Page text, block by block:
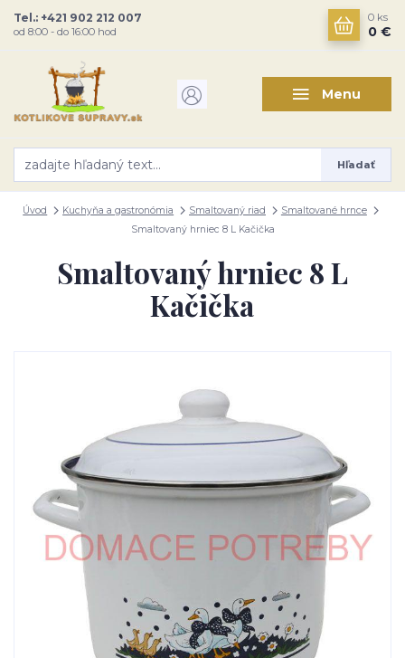
Menu
Hľadať
Tel.: +421 902 212 007
od 8:00 - do 16:00 hod
0 ks
0 €
Úvod Kuchyňa a gastronómia Smaltovaný riad
Smaltované hrnce
Smaltovaný hrniec 8 L Kačička
Smaltovaný hrniec 8 L
Kačička